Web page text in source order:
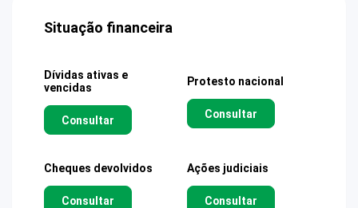
Situação financeira
Dívidas ativas e
vencidas
Consultar
Protesto nacional
Consultar
Cheques devolvidos
Consultar
Ações judiciais
Consultar